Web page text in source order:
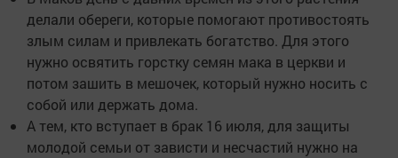
делали обереги, которые помогают противостоять
злым силам и привлекать богатство. Для этого
нужно освятить горстку семян мака в церкви и
потом зашить в мешочек, который нужно носить с
собой или держать дома.
А тем, кто вступает в брак 16 июля, для защиты
молодой семьи от зависти и несчастий нужно на